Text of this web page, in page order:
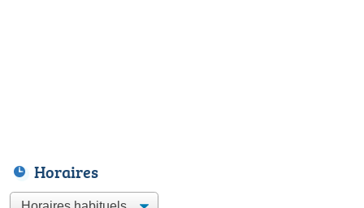
Horaires